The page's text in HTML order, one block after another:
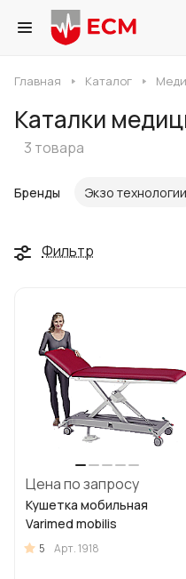
Главная Каталог
Каталки
3 товара
Бренды Экзо технологии
Фильтр
Цена по запросу
Кушетка мобильная
Varimed mobilis
5 Арт.1918